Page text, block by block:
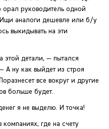
орал руководитель одной
аналоги дешевле или б/у
выкидывать на эти
этой детали, — пытался
А ну как выйдет из строя
все вокруг и другие
больше будет.
я не выделю. И точка!
где на счету